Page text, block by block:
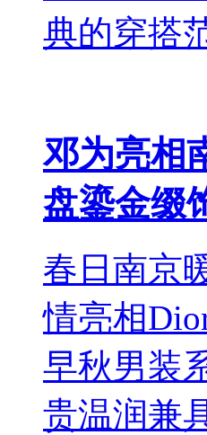
典的穿搭
邓为亮相
盘鎏金缀
春日南京
情亮相
早秋男装
贵温润兼